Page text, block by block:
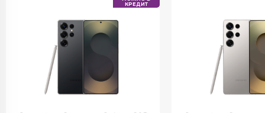
КРЕДИТ